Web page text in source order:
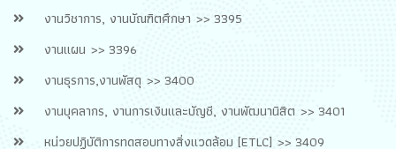
งานวิชาการ, งานบัณฑิตศึกษา >> 3395
งานแผน >> 3396
งานธุรการ,งานพัสดุ >> 3400
งานบุคลากร, งานการเงินและบัญชี, งานพัฒนานิสิต >> 3401
หน่วยปฏิบัติการทดสอบทางสิ่งแวดล้อม [ETLC] >> 3409